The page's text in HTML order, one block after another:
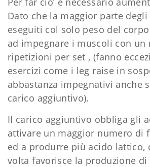
Dato che la maggior parte degli
eseguiti col solo peso del
ad impegnare i muscoli con un
ripetizioni per set , (fanno
esercizi come i leg raise in
abbastanza impegnativi anche
carico aggiuntivo).
II carico aggiuntivo obbliga gli
attivare un maggior numero di
ed a produrre più acido lattico,
volta favorisce la produzione